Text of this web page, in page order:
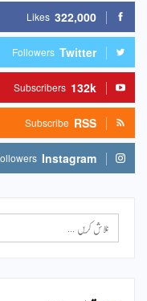
322,000
Likes
Twitter
Followers
132k
Subscribers
RSS
Subscribe
Instagram